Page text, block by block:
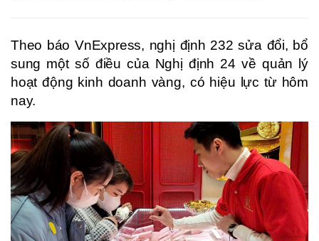
Theo báo VnExpress, nghị định 232 sửa đổi, bổ
sung một số điều của Nghị định 24 về quản lý
hoạt động kinh doanh vàng, có hiệu lực từ hôm
nay.